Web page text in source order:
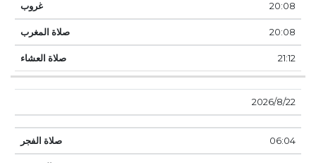
20:08
20:08
21:12
22‏‏/8‏‏/2026
06:04